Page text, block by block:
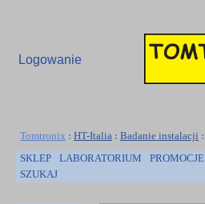
Logowanie
Tomtronix : HT-Italia : Badanie instalacji :
SKLEP
LABORATORIUM PROMOCJE
SZUKAJ